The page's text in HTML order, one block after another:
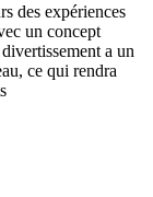
des expériences
un concept
a un
ce qui rendra